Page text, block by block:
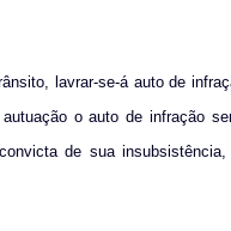
lavrar-se-á auto de
o auto de infração
de sua